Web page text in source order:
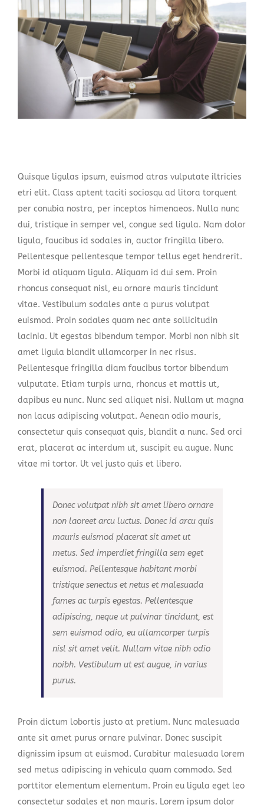
Case Study 2
Case Study 3
Quisque ligulas ipsum, euismod atras vulputate iltricies
etri elit. Class aptent taciti sociosqu ad litora torquent
per conubia nostra, per inceptos himenaeos. Nulla nunc
dui, tristique in semper vel, congue sed ligula. Nam dolor
ligula, faucibus id sodales in, auctor fringilla libero.
Pellentesque pellentesque tempor tellus eget hendrerit.
Morbi id aliquam ligula. Aliquam id dui sem. Proin
rhoncus consequat nisl, eu ornare mauris tincidunt
vitae. Vestibulum sodales ante a purus volutpat
euismod. Proin sodales quam nec ante sollicitudin
lacinia. Ut egestas bibendum tempor. Morbi non nibh sit
amet ligula blandit ullamcorper in nec risus.
Pellentesque fringilla diam faucibus tortor bibendum
vulputate. Etiam turpis urna, rhoncus et mattis ut,
dapibus eu nunc. Nunc sed aliquet nisi. Nullam ut magna
non lacus adipiscing volutpat. Aenean odio mauris,
consectetur quis consequat quis, blandit a nunc. Sed orci
erat, placerat ac interdum ut, suscipit eu augue. Nunc
vitae mi tortor. Ut vel justo quis et libero.
Donec volutpat nibh sit amet libero ornare
non laoreet arcu luctus. Donec id arcu quis
mauris euismod placerat sit amet ut
metus. Sed imperdiet fringilla sem eget
euismod. Pellentesque habitant morbi
tristique senectus et netus et malesuada
fames ac turpis egestas. Pellentesque
adipiscing, neque ut pulvinar tincidunt, est
sem euismod odio, eu ullamcorper turpis
nisl sit amet velit. Nullam vitae nibh odio
noibh. Vestibulum ut est augue, in varius
purus.
Proin dictum lobortis justo at pretium. Nunc malesuada
ante sit amet purus ornare pulvinar. Donec suscipit
dignissim ipsum at euismod. Curabitur malesuada lorem
sed metus adipiscing in vehicula quam commodo. Sed
porttitor elementum elementum. Proin eu ligula eget leo
consectetur sodales et non mauris. Lorem ipsum dolor